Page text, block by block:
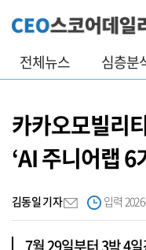
전체뉴스 심층분
카카오모빌리
‘AI 주니어랩 6
김동일 기자 입력
7월 29일부터 3박 4